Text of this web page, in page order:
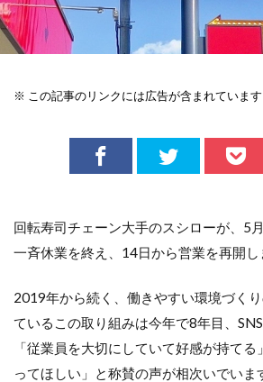
※ この記事のリンクには広告が含まれています
回転寿司チェーン大手のスシローが、5
一斉休業を終え、14日から営業を再開し
2019年から続く、働きやすい環境づく
ているこの取り組みは今年で8年目、
「従業員を大切にしていて好感が持て
ってほしい」と称賛の声が相次いでいま